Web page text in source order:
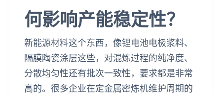
何影响产能稳定性？
新能源材料这个东西，像锂电池电极浆料、
隔膜陶瓷涂层这些，对混炼过程的纯净度、
分散均匀性还有批次一致性，要求都是非常
高的。很多企业在定金属密炼机维护周期的